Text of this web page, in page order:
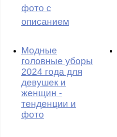
фото с
описанием
Модные
головные уборы
2024 года для
девушек и
женщин -
тенденции и
фото